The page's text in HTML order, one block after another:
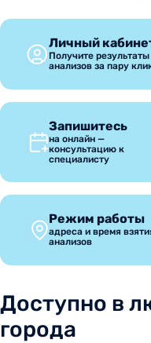
Личный
Получите результаты
анализов за пару
Запишитесь
на онлайн —
консультацию к
специалисту
Режим работы
адреса и время
анализов
Доступно в
города